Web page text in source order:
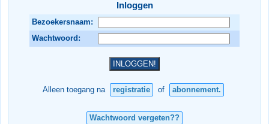
Inloggen
Bezoekersnaam:
Wachtwoord:
Alleen toegang na registratie of abonnement.
Wachtwoord vergeten??